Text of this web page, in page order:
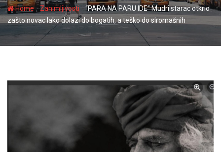
Home-Zanimljivosti
“PARA NA PARU IDE” Mudri starac otkrio
zašto novac lako dolazi do bogatih, a teško do siromašnih